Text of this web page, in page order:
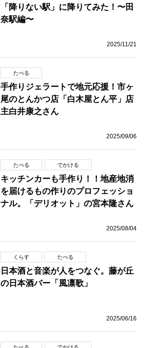
「降りない駅」に降りてみた！〜田
奈駅編〜
2025/11/21
たべる
手作りジェラートで地元応援！市ヶ
尾のとんかつ店「白木屋とん平」店
主白井康之さん
2025/09/06
たべる でかける
キッチンカーも手作り！！地産地消
を届けるもの作りのプロフェッショ
ナル。「デリオット」の宮本隆さん
2025/08/04
くらす たべる
日本酒と音楽が人をつなぐ。藤が丘
の日本酒バー「風凛歌」
2025/06/16